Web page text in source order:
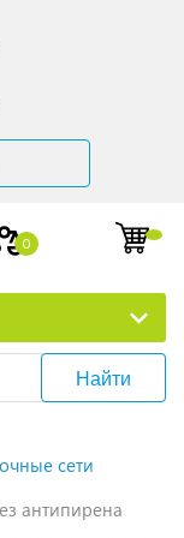
0
Найти
сети
антипирена